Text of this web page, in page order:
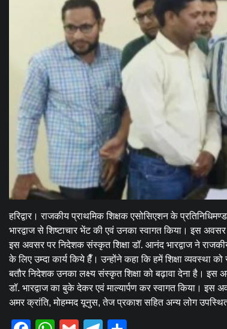
हरिद्वार। राजकीय प्राथमिक शिक्षक एसोसिएशन के
भारद्वाज से शिष्टाचार भेंट की एवं उनका स्वागत किया। इस
इस अवसर पर निदेशक संस्कृत शिक्षा डॉ. आनंद भारद्वाज ने राजकीय
के लिए उम्दा कार्य किये हैँ। उन्होंने कहा कि हमें शिक्षा
बतौर निदेशक उनका लक्ष्य संस्कृत शिक्षा को बढ़ावा देना है। इस
डॉ. भारद्वाज का बुके देकर एवं माल्यार्पण कर स्वागत किया। इस
अमर क्रांति, मोहम्मद यूनुस, तेज प्रकाश सहित अन्य लोग